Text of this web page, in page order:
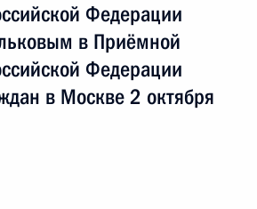
Федерации
в Приёмной
Федерации
в Москве 2 октября